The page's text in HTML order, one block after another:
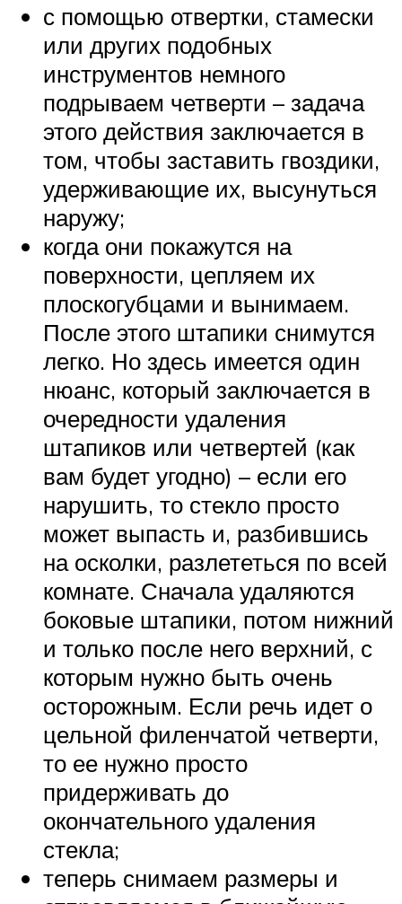
с помощью отвертки, стамески
или других подобных
инструментов немного
подрываем четверти – задача
этого действия заключается в
том, чтобы заставить гвоздики,
удерживающие их, высунуться
наружу;
когда они покажутся на
поверхности, цепляем их
плоскогубцами и вынимаем.
После этого штапики снимутся
легко. Но здесь имеется один
нюанс, который заключается в
очередности удаления
штапиков или четвертей (как
вам будет угодно) – если его
нарушить, то стекло просто
может выпасть и, разбившись
на осколки, разлететься по всей
комнате. Сначала удаляются
боковые штапики, потом нижний
и только после него верхний, с
которым нужно быть очень
осторожным. Если речь идет о
цельной филенчатой четверти,
то ее нужно просто
придерживать до
окончательного удаления
стекла;
теперь снимаем размеры и